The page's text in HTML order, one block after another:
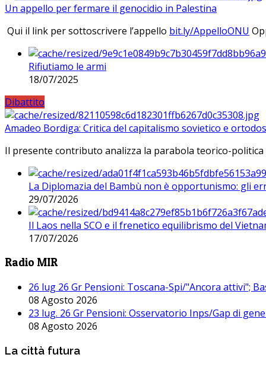
Un appello per fermare il genocidio in Palestina
Qui il link per sottoscrivere l’appello bit.ly/AppelloONU
Rifiutiamo le armi
18/07/2025
Dibattito
Amadeo Bordiga: Critica del capitalismo sovietico e
Il presente contributo analizza la parabola teorico-
La Diplomazia del Bambù non è opportunismo: gli
29/07/2026
Il Laos nella SCO e il frenetico equilibrismo del
17/07/2026
Radio MIR
26 lug 26 Gr Pensioni: Toscana-Spi/"Ancora attivi";
08 Agosto 2026
23 lug. 26 Gr Pensioni: Osservatorio Inps/Gap di
08 Agosto 2026
La città futura